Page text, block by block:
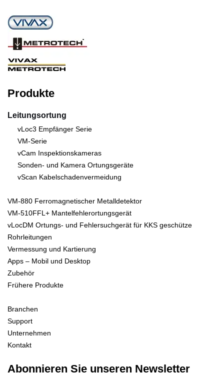
Produkte
Leitungsortung
vLoc3 Empfänger Serie
VM-Serie
vCam Inspektionskameras
Sonden- und Kamera Ortungsgeräte
vScan Kabelschadenvermeidung
VM-880 Ferromagnetischer Metalldetektor
VM-510FFL+ Mantelfehlerortungsgerät
vLocDM Ortungs- und Fehlersuchgerät für KKS geschütze
Rohrleitungen
Vermessung und Kartierung
Apps – Mobil und Desktop
Zubehör
Frühere Produkte
Branchen
Support
Unternehmen
Kontakt
Abonnieren Sie unseren Newsletter